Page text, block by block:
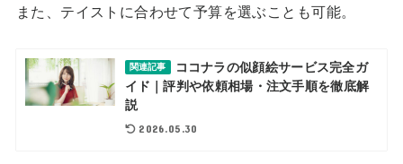
また、テイストに合わせて予算を選ぶことも可能。
関連記事
ココナラの似顔絵サービス完全ガ
イド｜評判や依頼相場・注文手順を徹底解
説
2026.05.30